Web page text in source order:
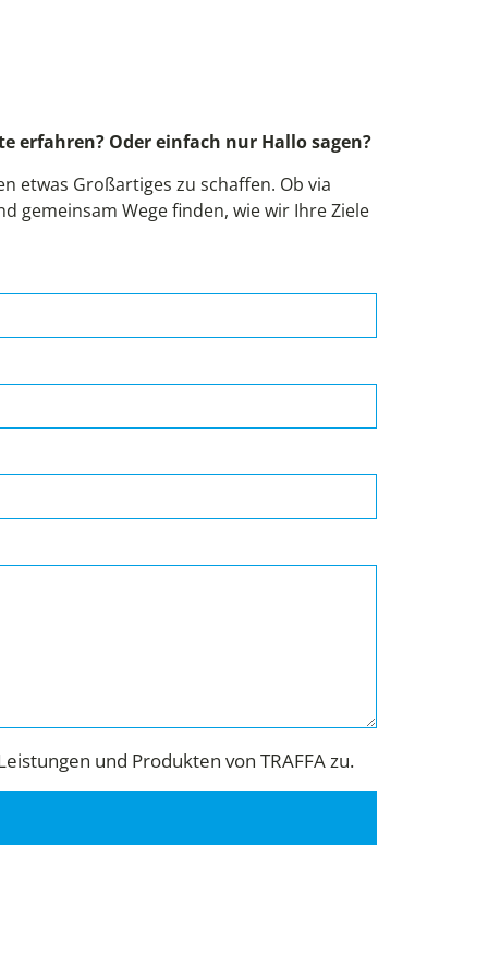
erfahren? Oder einfach nur Hallo sagen?
etwas Großartiges zu schaffen. Ob via
gemeinsam Wege finden, wie wir Ihre Ziele
und Produkten von TRAFFA zu.